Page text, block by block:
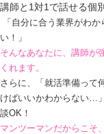
講師と1対1で話せる個
「自分に合う業界がわ
い！」
そんなあなたに、講師が
くれます。
さらに、「就活準備って
けばいいかわからない…
談OK！
マンツーマンだからこそ